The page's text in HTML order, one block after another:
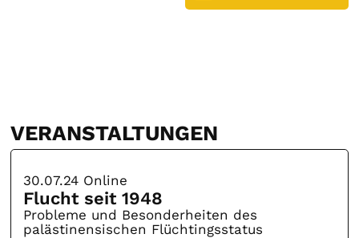
VERANSTALTUNGEN
30.07.24 Online
Flucht seit 1948
Probleme und Besonderheiten des
palästinensischen Flüchtingsstatus